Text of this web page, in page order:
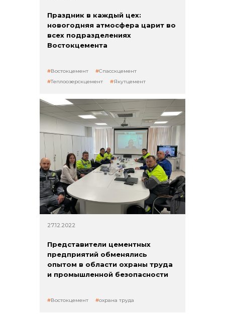
Праздник в каждый цех:
новогодняя атмосфера царит во
всех подразделениях
Востокцемента
Востокцемент
Спасскцемент
Теплоозерскцемент
Якутцемент
27.12.2022
Представители цементных
предприятий обменялись
опытом в области охраны труда
и промышленной безопасности
Востокцемент охрана труда